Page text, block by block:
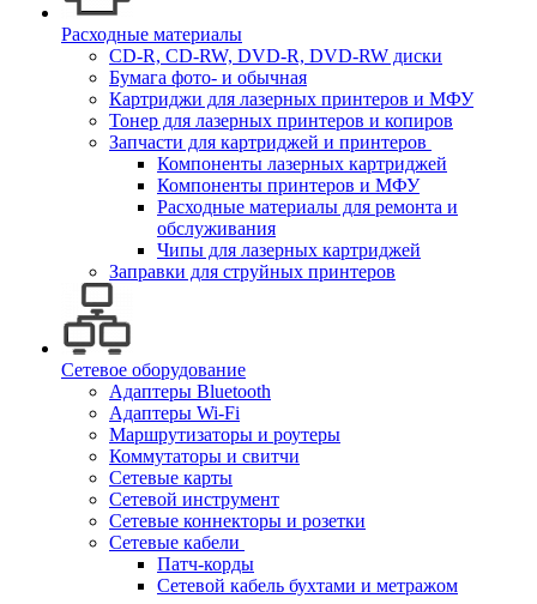
Расходные материалы
CD-R, CD-RW, DVD-R, DVD-RW диски
Бумага фото- и обычная
Картриджи для лазерных принтеров и МФУ
Тонер для лазерных принтеров и копиров
Запчасти для картриджей и принтеров
Компоненты лазерных картриджей
Компоненты принтеров и МФУ
Расходные материалы для ремонта и
обслуживания
Чипы для лазерных картриджей
Заправки для струйных принтеров
Сетевое оборудование
Адаптеры Bluetooth
Адаптеры Wi-Fi
Маршрутизаторы и роутеры
Коммутаторы и свитчи
Сетевые карты
Сетевой инструмент
Сетевые коннекторы и розетки
Сетевые кабели
Патч-корды
Сетевой кабель бухтами и метражом